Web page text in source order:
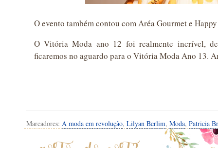
O evento também contou com Aréa Gourmet e
O Vitória Moda ano 12 foi realmente incrível,
ficaremos no aguardo para o Vitória Moda Ano 13.
Marcadores: A moda em revolução, Lilyan Berlim, Moda, Patricia